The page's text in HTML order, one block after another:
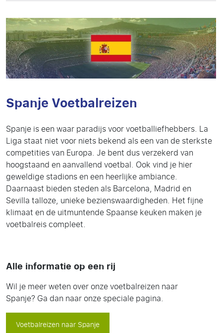
Spanje Voetbalreizen
Spanje is een waar paradijs voor voetballiefhebbers. La
Liga staat niet voor niets bekend als een van de sterkste
competities van Europa. Je bent dus verzekerd van
hoogstaand en aanvallend voetbal. Ook vind je hier
geweldige stadions en een heerlijke ambiance.
Daarnaast bieden steden als Barcelona, Madrid en
Sevilla talloze, unieke bezienswaardigheden. Het fijne
klimaat en de uitmuntende Spaanse keuken maken je
voetbalreis compleet.
Alle informatie op een rij
Wil je meer weten over onze voetbalreizen naar
Spanje? Ga dan naar onze speciale pagina.
Voetbalreizen naar Spanje